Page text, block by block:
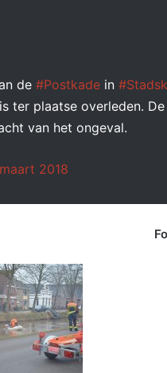
de #Postkade in
ter plaatse overleden.
van het ongeval.
2018